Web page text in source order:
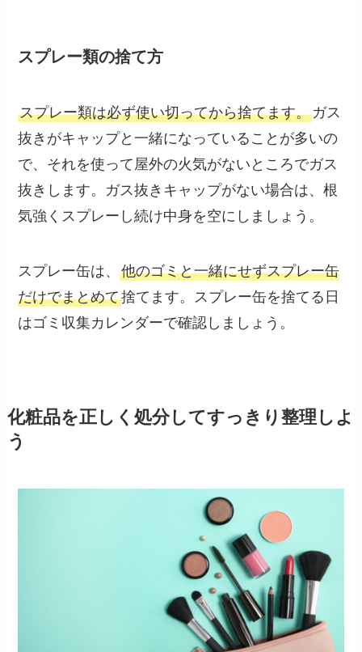
スプレー類の捨て方
スプレー類は必ず使い切ってから捨てます。ガス
抜きがキャップと一緒になっていることが多いの
で、それを使って屋外の火気がないところでガス
抜きします。ガス抜きキャップがない場合は、根
気強くスプレーし続け中身を空にしましょう。
スプレー缶は、他のゴミと一緒にせずスプレー缶
だけでまとめて捨てます。スプレー缶を捨てる日
はゴミ収集カレンダーで確認しましょう。
化粧品を正しく処分してすっきり整理しよ
う